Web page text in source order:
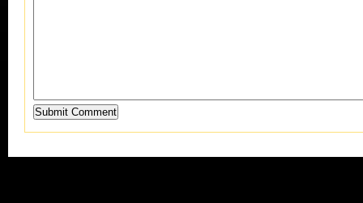
Submit Comment